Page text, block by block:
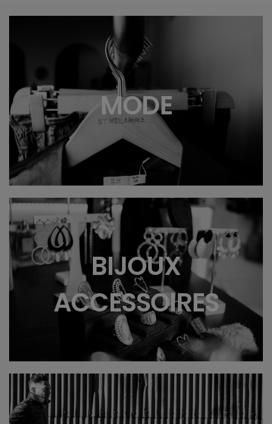
MODE
BIJOUX
ACCESSOIRES